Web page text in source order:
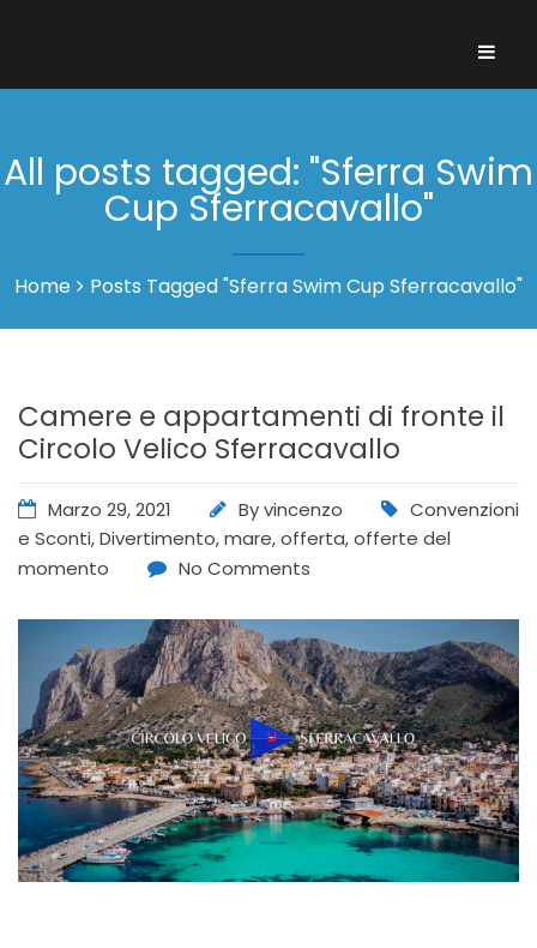
All posts tagged: "Sferra Swim
Cup Sferracavallo"
Home Posts Tagged "Sferra Swim Cup Sferracavallo"
Camere e appartamenti di fronte il
Circolo Velico Sferracavallo
Marzo 29, 2021 Byvincenzo
Convenzioni
e Sconti,Divertimento,mare,offerta,offerte del
momento
No Comments